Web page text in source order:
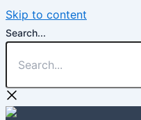
Skip to content
Search...